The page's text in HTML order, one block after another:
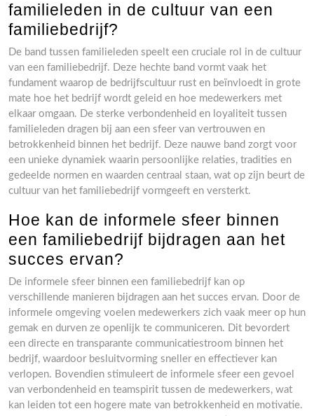
familieleden in de cultuur van een
familiebedrijf?
De band tussen familieleden speelt een cruciale rol in de cultuur
van een familiebedrijf. Deze hechte band vormt vaak het
fundament waarop de bedrijfscultuur rust en beïnvloedt in grote
mate hoe het bedrijf wordt geleid en hoe medewerkers met
elkaar omgaan. De sterke verbondenheid en loyaliteit tussen
familieleden dragen bij aan een sfeer van vertrouwen en
betrokkenheid binnen het bedrijf. Deze nauwe band zorgt voor
een unieke dynamiek waarin persoonlijke relaties, tradities en
gedeelde normen en waarden centraal staan, wat op zijn beurt de
cultuur van het familiebedrijf vormgeeft en versterkt.
Hoe kan de informele sfeer binnen
een familiebedrijf bijdragen aan het
succes ervan?
De informele sfeer binnen een familiebedrijf kan op
verschillende manieren bijdragen aan het succes ervan. Door de
informele omgeving voelen medewerkers zich vaak meer op hun
gemak en durven ze openlijk te communiceren. Dit bevordert
een directe en transparante communicatiestroom binnen het
bedrijf, waardoor besluitvorming sneller en effectiever kan
verlopen. Bovendien stimuleert de informele sfeer een gevoel
van verbondenheid en teamspirit tussen de medewerkers, wat
kan leiden tot een hogere mate van betrokkenheid en motivatie.